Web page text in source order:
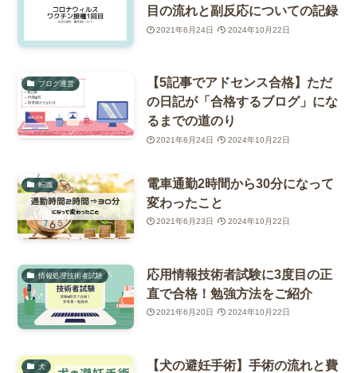
目の流れと副反応についての記録
2021年6月24日 2024年10月22日
ブログ運営
【5記事でアドセンス合格】ただ
の日記が「合格するブログ」にな
るまでの道のり
2021年6月24日 2024年10月22日
転職
電車通勤2時間から30分になって
変わったこと
2021年6月23日 2024年10月22日
情報処理技術者試験
応用情報技術者試験に3度目の正
直で合格！勉強方法をご紹介
2021年6月20日 2024年10月22日
犬
【犬の避妊手術】手術の流れと費